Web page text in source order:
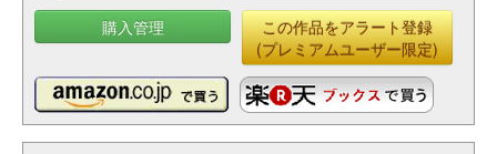
購入管理
この作品をアラート登録
(プレミアムユーザー限定)